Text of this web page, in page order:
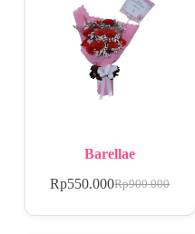
Barellae
Rp900.000
Rp550.000